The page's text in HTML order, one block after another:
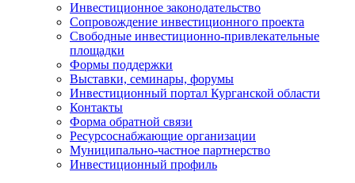
Инвестиционное законодательство
Сопровождение инвестиционного проекта
Свободные инвестиционно-привлекательные
площадки
Формы поддержки
Выставки, семинары, форумы
Инвестиционный портал Курганской области
Контакты
Форма обратной связи
Ресурсоснабжающие организации
Муниципально-частное партнерство
Инвестиционный профиль